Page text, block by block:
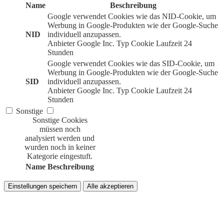
Name
Beschreibung
NID
Google verwendet Cookies wie das NID-Cookie, um
Werbung in Google-Produkten wie der Google-Suche
individuell anzupassen.
Anbieter Google Inc. Typ Cookie Laufzeit 24
Stunden
SID
Google verwendet Cookies wie das SID-Cookie, um
Werbung in Google-Produkten wie der Google-Suche
individuell anzupassen.
Anbieter Google Inc. Typ Cookie Laufzeit 24
Stunden
Sonstige
Sonstige Cookies
müssen noch
analysiert werden und
wurden noch in keiner
Kategorie eingestuft.
Name Beschreibung
Einstellungen speichern Alle akzeptieren